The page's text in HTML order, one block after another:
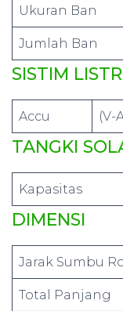
Ukuran Ban
Jumlah Ban
SISTIM
Accu (V-
TANGKI
Kapasitas
DIMENSI
Jarak Sumbu
Total Panjang